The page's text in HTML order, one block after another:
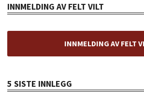
INNMELDING AV FELT VILT
INNMELDING AV FELT
5 SISTE INNLEGG